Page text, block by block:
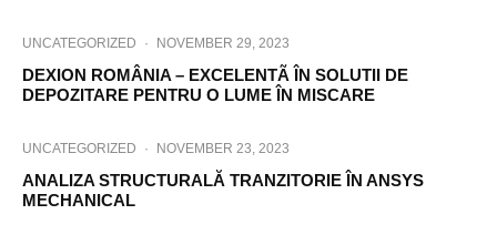
UNCATEGORIZED · NOVEMBER 29, 2023
DEXION ROMÂNIA – EXCELENTÃ ÎN SOLUTII DE
DEPOZITARE PENTRU O LUME ÎN MISCARE
UNCATEGORIZED · NOVEMBER 23, 2023
ANALIZA STRUCTURALĂ TRANZITORIE ÎN ANSYS
MECHANICAL